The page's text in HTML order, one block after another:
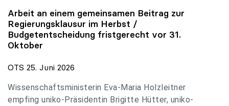
Arbeit an einem gemeinsamen Beitrag zur
Regierungsklausur im Herbst /
Budgetentscheidung fristgerecht vor 31.
Oktober
OTS 25. Juni 2026
Wissenschaftsministerin Eva-Maria Holzleitner
empfing uniko-Präsidentin Brigitte Hütter, uniko-